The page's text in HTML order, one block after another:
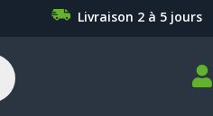
Livraison 2 à 5 jours
